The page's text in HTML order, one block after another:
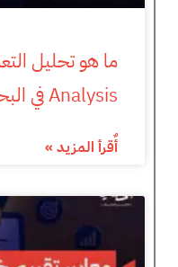
Analysis في البحث العلمي؟
أٌقرأ المزيد »